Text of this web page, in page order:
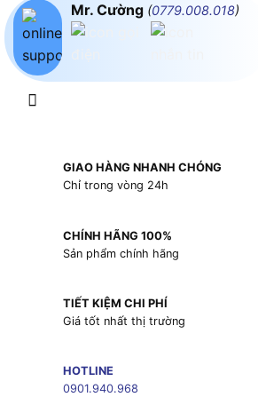
Mr. Cường (0779.008.018)
GIAO HÀNG NHANH CHÓNG
Chỉ trong vòng 24h
CHÍNH HÃNG 100%
Sản phẩm chính hãng
TIẾT KIỆM CHI PHÍ
Giá tốt nhất thị trường
HOTLINE
0901.940.968